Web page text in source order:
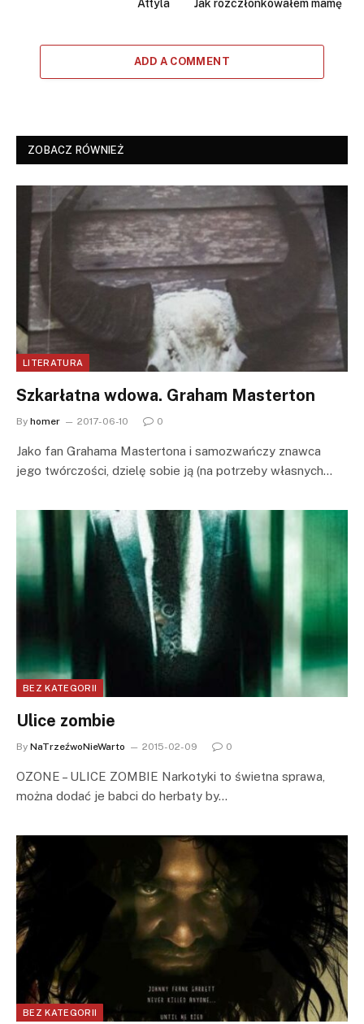
Attyla Jak rozczłonkowałem mamę
ADD A COMMENT
ZOBACZ RÓWNIEŻ
LITERATURA
Szkarłatna wdowa. Graham Masterton
By homer 2017-06-10 0
Jako fan Grahama Mastertona i samozwańczy znawca
jego twórczości, dzielę sobie ją (na potrzeby własnych…
BEZ KATEGORII
Ulice zombie
By NaTrzeźwoNieWarto 2015-02-09 0
OZONE – ULICE ZOMBIE Narkotyki to świetna sprawa,
można dodać je babci do herbaty by…
BEZ KATEGORII